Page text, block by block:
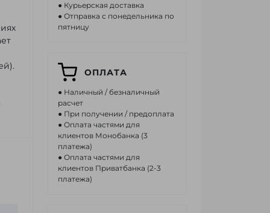
● Курьерская доставка
● Отправка с понедельника по
пятницу
ОПЛАТА
● Наличный / безналичный
расчет
● При получении / предоплата
● Оплата частями для
клиентов Монобанка (3
платежа)
● Оплата частями для
клиентов Приватбанка (2-3
платежа)